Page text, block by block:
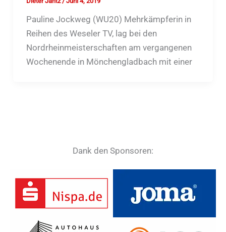
Pauline Jockweg (WU20) Mehrkämpferin in
Reihen des Weseler TV, lag bei den
Nordrheinmeisterschaften am vergangenen
Wochenende in Mönchengladbach mit einer
Dank den Sponsoren: